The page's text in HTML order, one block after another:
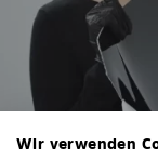
Wir verwenden